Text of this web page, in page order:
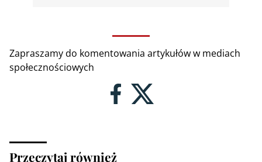
Zapraszamy do komentowania artykułów w mediach
społecznościowych
Przeczytaj również